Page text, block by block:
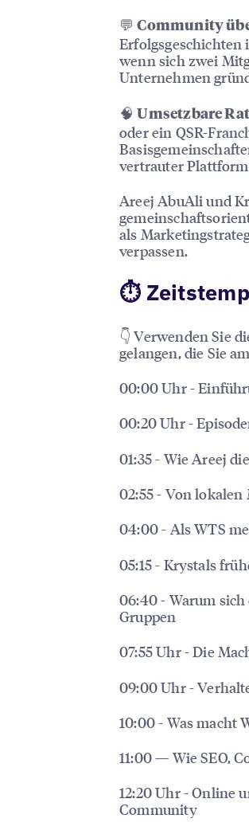
💬Community
Erfolgsgeschichten
wenn sich zwei
Unternehmen
🧠Umsetzbare
oder ein QSR-
vertrauter
Areej AbuAli und
als
verpassen.
⏱
👇 Verwenden Sie
gelangen, die Sie
00:00 Uhr -
00:20 Uhr -
01:35 - Wie Areej
02:55 - Von lokalen
04:00 - Als WTS
05:15 - Krystals
06:40 - Warum
Gruppen
07:55 Uhr - Die
09:00 Uhr -
10:00 - Was macht
11:00 — Wie SEO,
12:20 Uhr - Online
Community